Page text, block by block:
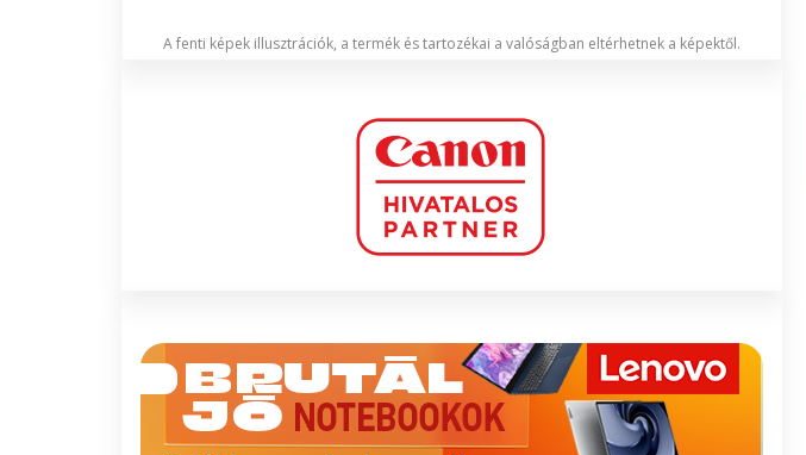
A fenti képek illusztrációk, a termék és tartozékai a valóságban eltérhetnek a képektől.